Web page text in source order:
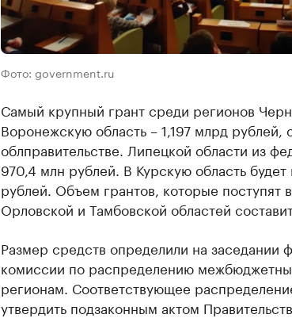
Фото: government.ru
Самый крупный грант среди регионов
Воронежскую область – 1,197 млрд рублей,
облправительстве. Липецкой области из
970,4 млн рублей. В Курскую область
рублей. Объем грантов, которые поступят
Орловской и Тамбовской областей
Размер средств определили на заседании
комиссии по распределению
регионам. Соответствующее
утвердить подзаконным актом